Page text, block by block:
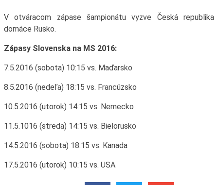
V otváracom zápase šampionátu vyzve Česká republika
domáce Rusko.
Zápasy Slovenska na MS 2016:
7.5.2016 (sobota) 10:15 vs. Maďarsko
8.5.2016 (nedeľa) 18:15 vs. Francúzsko
10.5.2016 (utorok) 14:15 vs. Nemecko
11.5.1016 (streda) 14:15 vs. Bielorusko
14.5.2016 (sobota) 18:15 vs. Kanada
17.5.2016 (utorok) 10:15 vs. USA